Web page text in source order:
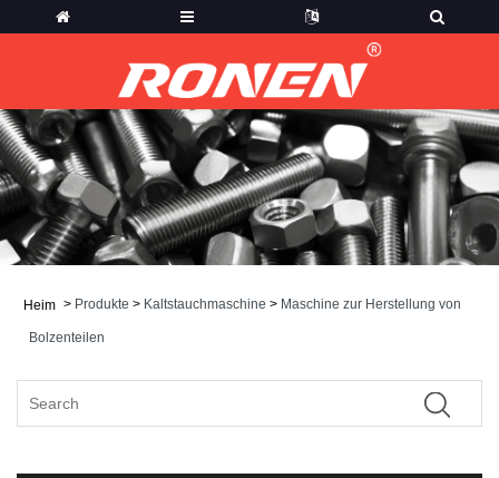
Heim > Produkte > Kaltstauchmaschine > Maschine zur Herstellung von
Bolzenteilen